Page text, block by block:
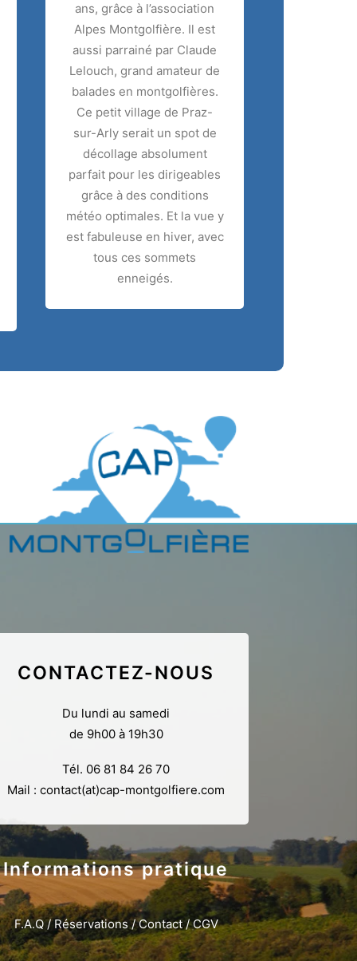
ans, grâce à l’association
Alpes Montgolfière. Il est
aussi parrainé par Claude
Lelouch, grand amateur de
balades en montgolfières.
Ce petit village de Praz-
sur-Arly serait un spot de
décollage absolument
parfait pour les dirigeables
grâce à des conditions
météo optimales. Et la vue y
est fabuleuse en hiver, avec
tous ces sommets
enneigés.
CONTACTEZ-NOUS
Du lundi au samedi
de 9h00 à 19h30
Tél. 06 81 84 26 70
Mail : contact(at)cap-montgolfiere.com
Informations pratique
F.A.Q/Réservations/Contact/CGV